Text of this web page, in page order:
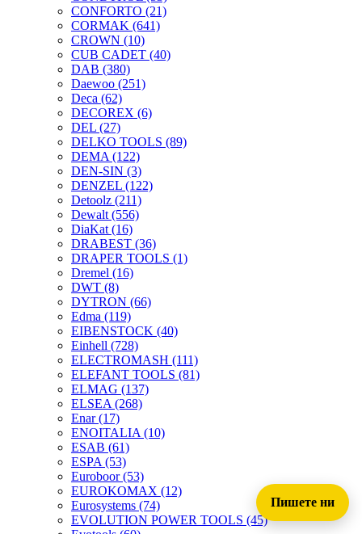
CONFORTO (21)
CORMAK (641)
CROWN (10)
CUB CADET (40)
DAB (380)
Daewoo (251)
Deca (62)
DECOREX (6)
DEL (27)
DELKO TOOLS (89)
DEMA (122)
DEN-SIN (3)
DENZEL (122)
Detoolz (211)
Dewalt (556)
DiaKat (16)
DRABEST (36)
DRAPER TOOLS (1)
Dremel (16)
DWT (8)
DYTRON (66)
Edma (119)
EIBENSTOCK (40)
Einhell (728)
ELECTROMASH (111)
ELEFANT TOOLS (81)
ELMAG (137)
ELSEA (268)
Enar(17)
ENOITALIA (10)
ESAB (61)
ESPA (53)
Euroboor(53)
EUROKOMAX (12)
Eurosystems (74)
EVOLUTION POWER TOOLS (45)
Пишете ни